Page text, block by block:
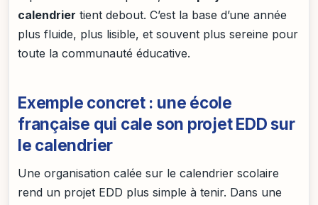
calendrier tient debout. C’est la base d’une année
plus fluide, plus lisible, et souvent plus sereine pour
toute la communauté éducative.
Exemple concret : une école
française qui cale son projet EDD sur
le calendrier
Une organisation calée sur le calendrier scolaire
rend un projet EDD plus simple à tenir. Dans une